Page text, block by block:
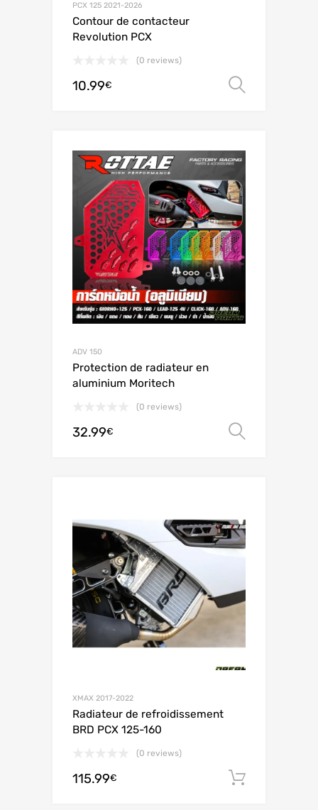
PCX 125 2021-2026
Contour de contacteur
Revolution PCX
(0 reviews)
10.99€
ADV 150
Protection de radiateur en
aluminium Moritech
(0 reviews)
32.99€
XMAX 2017-2022
Radiateur de refroidissement
BRD PCX 125-160
(0 reviews)
115.99€